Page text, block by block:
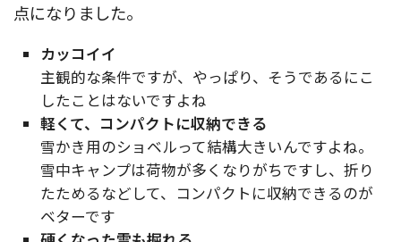
点になりました。
カッコイイ
主観的な条件ですが、やっぱり、そうであるにこ
したことはないですよね
軽くて、コンパクトに収納できる
雪かき用のショベルって結構大きいんですよね。
雪中キャンプは荷物が多くなりがちですし、折り
たためるなどして、コンパクトに収納できるのが
ベターです